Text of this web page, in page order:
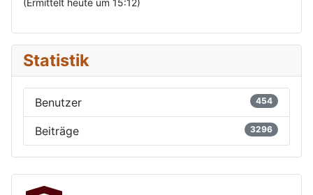
Statistik
Benutzer 454
Beiträge 3296